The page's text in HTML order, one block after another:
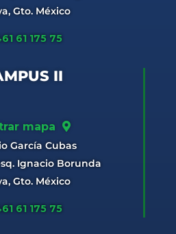
Gto. México
61 175 75
II
mapa
García Cubas
Ignacio Borunda
Gto. México
61 175 75